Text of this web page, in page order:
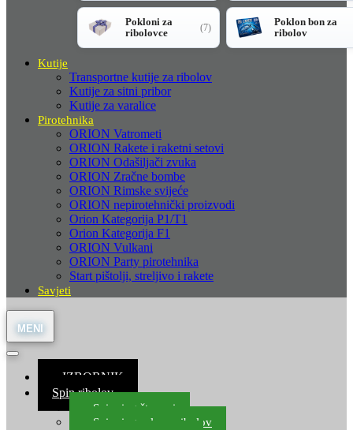
Pokloni za
ribolovce
(7)
Poklon bon za
ribolov
Kutije
Transportne kutije za ribolov
Kutije za sitni pribor
Kutije za varalice
Pirotehnika
ORION Vatrometi
ORION Rakete i raketni setovi
ORION Odašiljači zvuka
ORION Zračne bombe
ORION Rimske svijeće
ORION nepirotehnički proizvodi
Orion Kategorija P1/T1
Orion Kategorija F1
ORION Vulkani
ORION Party pirotehnika
Start pištolji, streljivo i rakete
Savjeti
≡ IZBORNIK
Spin ribolov
Spinning štapovi
Spinning role za ribolov